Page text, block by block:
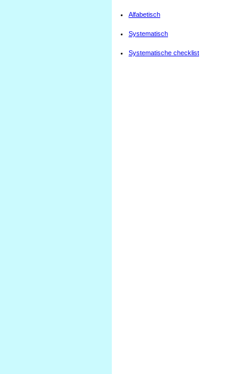
Alfabetisch
Systematisch
Systematische checklist